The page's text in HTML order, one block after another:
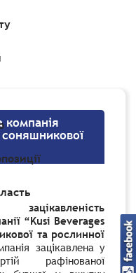
компанія
соняшникової
зацікавленість
“Kusi Beverages
та рослинної
зацікавлена у
рафінованої